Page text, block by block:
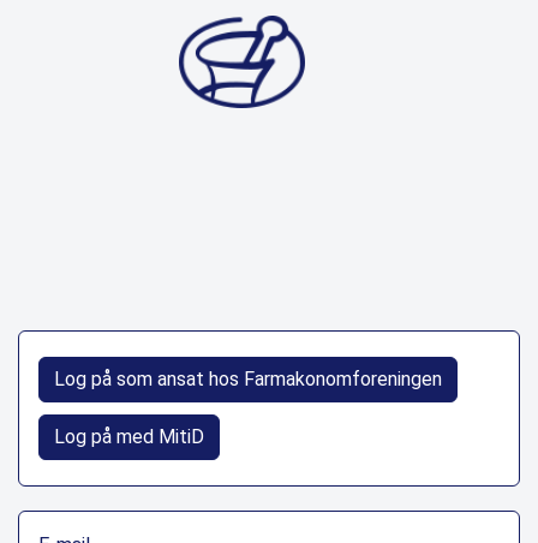
Log på som ansat hos Farmakonomforeningen
Log på med MitiD